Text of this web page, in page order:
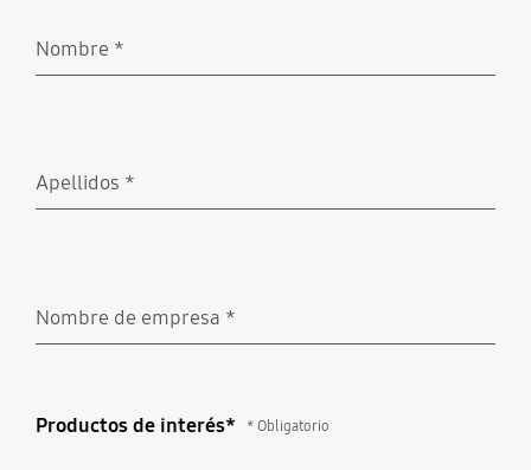
Nombre *
Apellidos *
Nombre de empresa *
Productos de interés* * Obligatorio